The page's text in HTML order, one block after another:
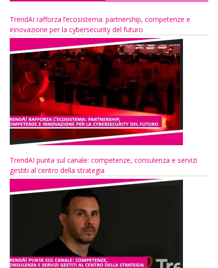
TrendAI rafforza l’ecosistema: partnership, competenze e
innovazione per la cybersecurity del futuro
TrendAI punta sul canale: competenze, consulenza e servizi
gestiti al centro della strategia